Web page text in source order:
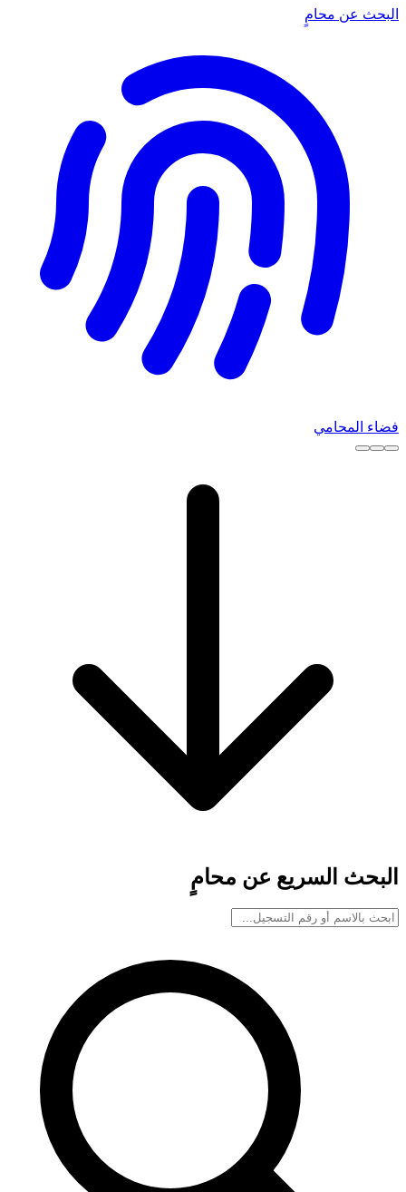
البحث عن محامٍ
فضاء المحامي
البحث السريع عن محامٍ